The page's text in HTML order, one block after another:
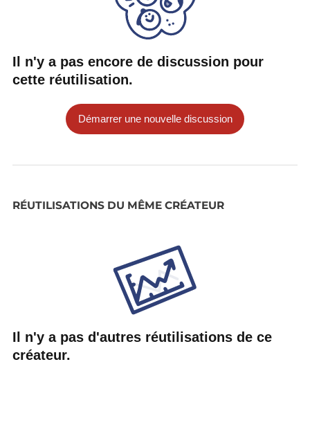
Il n'y a pas encore de discussion pour
cette réutilisation.
Démarrer une nouvelle discussion
RÉUTILISATIONS DU MÊME CRÉATEUR
Il n'y a pas d'autres réutilisations de ce
créateur.